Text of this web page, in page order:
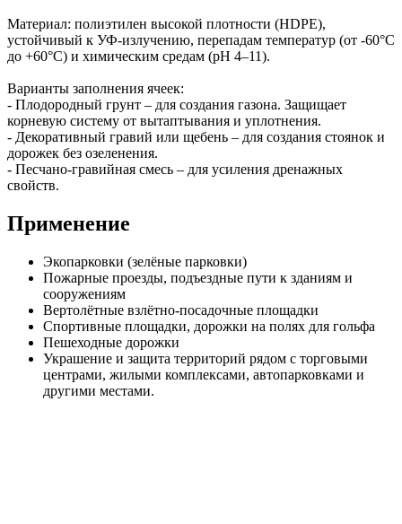
Материал: полиэтилен высокой плотности (HDPE),
устойчивый к УФ-излучению, перепадам температур (от -60°С
до +60°С) и химическим средам (pH 4–11).
Варианты заполнения ячеек:
- Плодородный грунт – для создания газона. Защищает
корневую систему от вытаптывания и уплотнения.
- Декоративный гравий или щебень – для создания стоянок и
дорожек без озеленения.
- Песчано-гравийная смесь – для усиления дренажных
свойств.
Применение
Экопарковки (зелёные парковки)
Пожарные проезды, подъездные пути к зданиям и
сооружениям
Вертолётные взлётно-посадочные площадки
Спортивные площадки, дорожки на полях для гольфа
Пешеходные дорожки
Украшение и защита территорий рядом с торговыми
центрами, жилыми комплексами, автопарковками и
другими местами.